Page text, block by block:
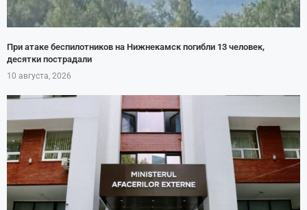
При атаке беспилотников на Нижнекамск погибли 13 человек,
десятки пострадали
10 августа, 2026